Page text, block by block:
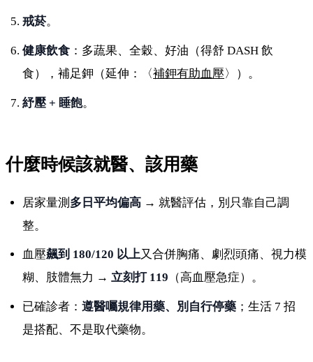
戒菸。
健康飲食 ：多蔬果、全穀、好油（得舒 DASH 飲
食），補足鉀（延伸：〈補鉀有助血壓〉）。
紓壓 + 睡飽。
什麼時候該就醫、該用藥
居家量測 多日平均偏高 → 就醫評估，別只靠自己調
整。
血壓飆到 180/120 以上又合併胸痛、劇烈頭痛、視力模
糊、肢體無力 →立刻打 119 （高血壓急症）。
已確診者：遵醫囑規律用藥、別自行停藥 ；生活 7 招
是搭配、不是取代藥物。